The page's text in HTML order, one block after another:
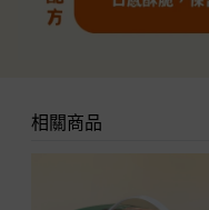
相關商品